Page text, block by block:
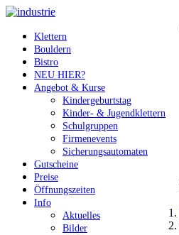
Klettern
Bouldern
Bistro
NEU HIER?
Angebot & Kurse
Kindergeburtstag
Kinder- & Jugendklettern
Schulgruppen
Firmenevents
Sicherungsautomaten
Gutscheine
Preise
Öffnungszeiten
Info
Aktuelles
Bilder